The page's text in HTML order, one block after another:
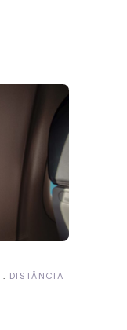
DISTÂNCIA